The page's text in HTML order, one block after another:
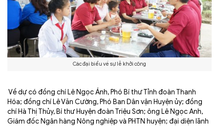
Các đại biểu về sự lễ khởi công
Về dự có đồng chí Lê Ngọc Ánh, Phó Bí thư Tỉnh đoàn Thanh
Hóa; đồng chí Lê Văn Cường, Phó Ban Dân vận Huyện ủy; đồng
chí Hà Thị Thủy, Bí thư Huyện đoàn Triệu Sơn; ông Lê Ngọc Anh,
Giám đốc Ngân hàng Nông nghiệp và PHTN huyện; đại diện lãnh